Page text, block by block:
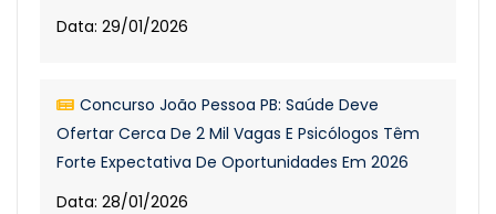
Data: 29/01/2026
Concurso João Pessoa PB: Saúde Deve
Ofertar Cerca De 2 Mil Vagas E Psicólogos Têm
Forte Expectativa De Oportunidades Em 2026
Data: 28/01/2026